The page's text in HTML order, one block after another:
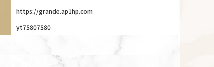
https://grande.ap1hp.com
yt75807580